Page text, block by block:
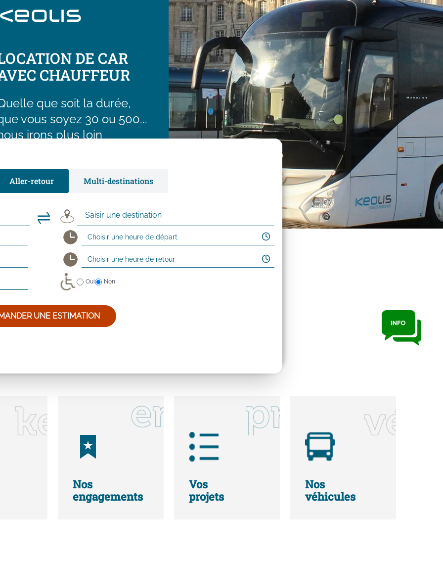
DE CAR
CHAUFFEUR
que soit la durée,
vous soyez 30 ou 500...
irons plus loin
UNE ESTIMATION GRATUITE
Aller-retour Multi-destinations
Oui Non
UNE ESTIMATION
Nos
engagements
Vos
projets
Nos
véhicules